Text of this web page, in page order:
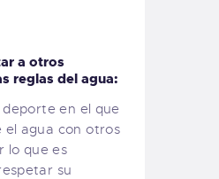
a otros
reglas del agua:
deporte en el que
el agua con otros
lo que es
su